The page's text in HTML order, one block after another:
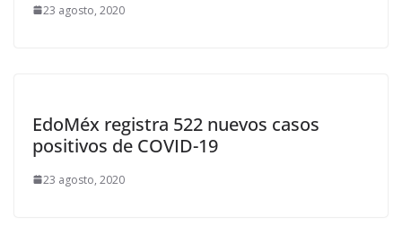
23 agosto, 2020
EdoMéx registra 522 nuevos casos
positivos de COVID-19
23 agosto, 2020